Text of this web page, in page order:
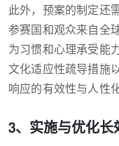
此外，预案的制定还
参赛国和观众来自全
为习惯和心理承受能
文化适应性疏导措施
响应的有效性与人性
3、实施与优化长